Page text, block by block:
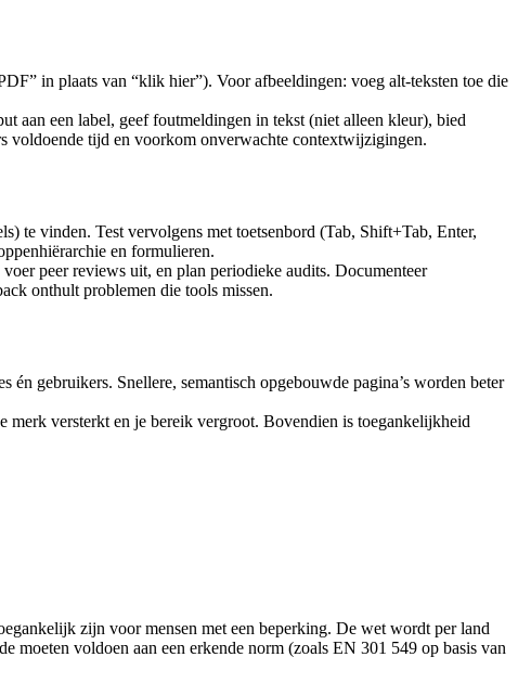
in plaats van “klik hier”). Voor afbeeldingen: voeg alt-teksten toe die
aan een label, geef foutmeldingen in tekst (niet alleen kleur), bied
voldoende tijd en voorkom onverwachte contextwijzigingen.
te vinden. Test vervolgens met toetsenbord (Tab, Shift+Tab, Enter,
en formulieren.
peer reviews uit, en plan periodieke audits. Documenteer
onthult problemen die tools missen.
gebruikers. Snellere, semantisch opgebouwde pagina’s worden beter
merk versterkt en je bereik vergroot. Bovendien is toegankelijkheid
zijn voor mensen met een beperking. De wet wordt per land
moeten voldoen aan een erkende norm (zoals EN 301 549 op basis van